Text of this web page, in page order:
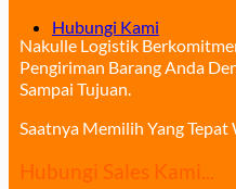
Hubungi Kami
Nakulle Logistik
Pengiriman Barang Anda
Sampai Tujuan.
Saatnya Memilih Yang Tepat
Hubungi Sales Kami...